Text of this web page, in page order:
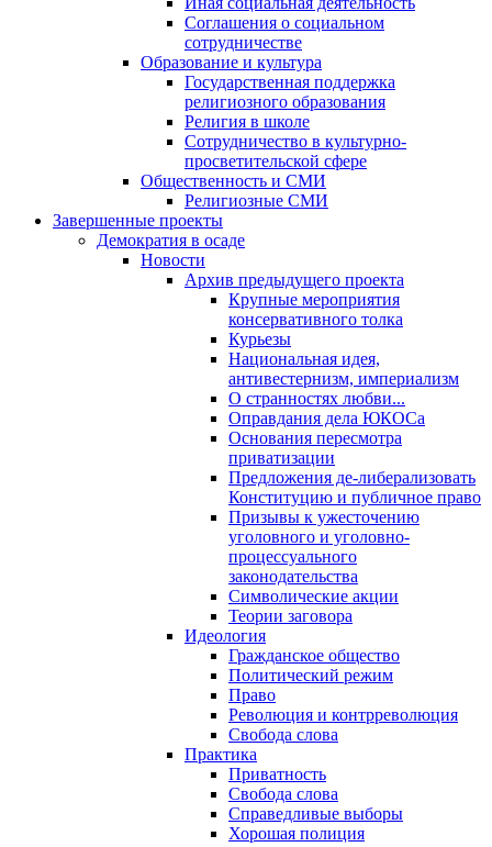
Соглашения о социальном
сотрудничестве
Образование и культура
Государственная поддержка
религиозного образования
Религия в школе
Сотрудничество в культурно-
просветительской сфере
Общественность и СМИ
Религиозные СМИ
Завершенные проекты
Демократия в осаде
Новости
Архив предыдущего проекта
Крупные мероприятия
консервативного толка
Курьезы
Национальная идея,
антивестернизм, империализм
О странностях любви...
Оправдания дела ЮКОСа
Основания пересмотра
приватизации
Предложения де-либерализовать
Конституцию и публичное право
Призывы к ужесточению
уголовного и уголовно-
процессуального
законодательства
Символические акции
Теории заговора
Идеология
Гражданское общество
Политический режим
Право
Революция и контрреволюция
Свобода слова
Практика
Приватность
Свобода слова
Справедливые выборы
Хорошая полиция